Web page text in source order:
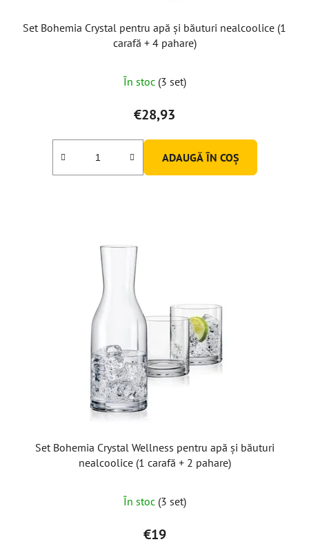
Set Bohemia Crystal pentru apă și băuturi nealcoolice (1
carafă + 4 pahare)
În stoc (3 set)
€28,93
ADAUGĂ ÎN COŞ
Set Bohemia Crystal Wellness pentru apă și băuturi
nealcoolice (1 carafă + 2 pahare)
În stoc (3 set)
€19